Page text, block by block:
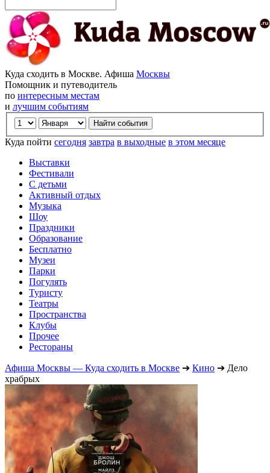
Куда сходить в Москве. Афиша Москвы
Помощник и путеводитель
по интересным местам
и лучшим событиям
Куда пойти сегодня завтра в выходные в этом месяце
Выставки
Фестивали
С детьми
Активный отдых
Музыка
Шоу
Праздники
Образование
Бесплатно
Музеи
Парки
Погулять
Туристу
Театры
Пространства
Клубы
Прочее
Рестораны
Афиша Москвы — Куда сходить в Москве ➔ Кино ➔ Дело
храбрых